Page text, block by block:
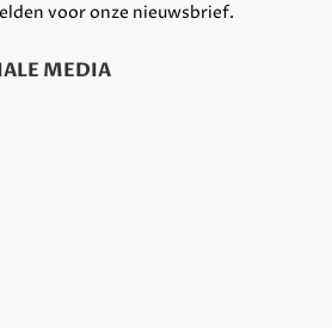
voor onze nieuwsbrief.
MEDIA